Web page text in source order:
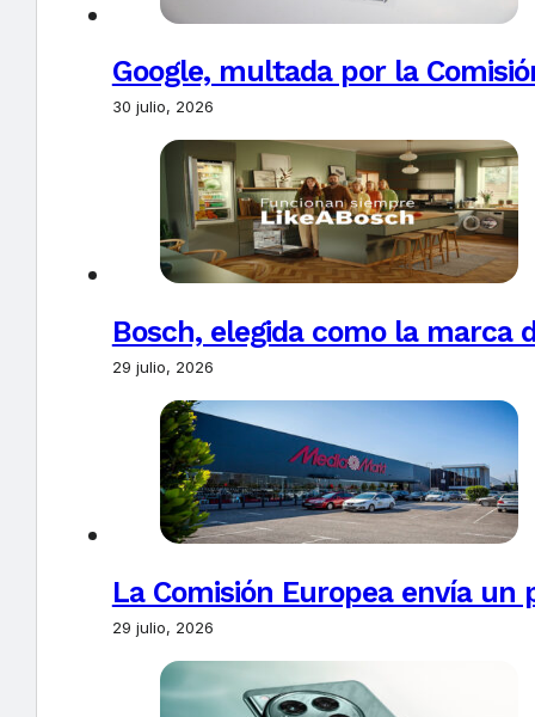
Google, multada por la
30 julio, 2026
Bosch, elegida como la marca
29 julio, 2026
La Comisión Europea envía un
29 julio, 2026